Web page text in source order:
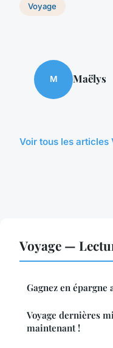
Voyage
M Maëlys
Voir tous les articles
Voyage —
Gagnez en épargne
Voyage dernières
maintenant !